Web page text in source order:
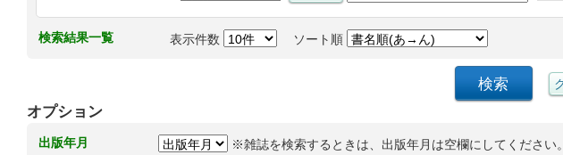
検索結果一覧 表示件数 ソート順
オプション
出版年月
※雑誌を検索するときは、出版年月は空欄にしてください。